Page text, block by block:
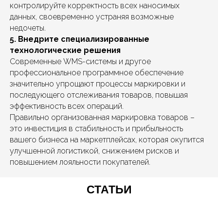
контролируйте корректность всех наносимых
данных, своевременно устраняя возможные
недочеты.
5. Внедрите специализированные
технологические решения
Современные WMS-системы и другое
профессиональное программное обеспечение
значительно упрощают процессы маркировки и
последующего отслеживания товаров, повышая
эффективность всех операций.
Правильно организованная маркировка товаров –
это инвестиция в стабильность и прибыльность
вашего бизнеса на маркетплейсах, которая окупится
улучшенной логистикой, снижением рисков и
повышением лояльности покупателей.
СТАТЬИ